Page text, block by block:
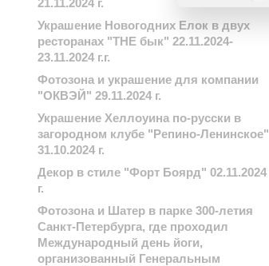
21.11.2024 г.
Украшение Новогодних Елок в двух
ресторанах "THE бык" 22.11.2024-
23.11.2024 г.г.
Фотозона и украшение для компании
"ОКВЭЙ" 29.11.2024 г.
Украшение Хеллоуина по-русски в
загородном клубе "Репино-Ленинское"
31.10.2024 г.
Декор в стиле "Форт Боярд" 02.11.2024
г.
Фотозона и Шатер в парке 300-летия
Санкт-Петербурга, где проходил
Международный день йоги,
организованный Генеральным